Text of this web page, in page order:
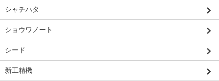
シャチハタ
ショウワノート
シード
新工精機